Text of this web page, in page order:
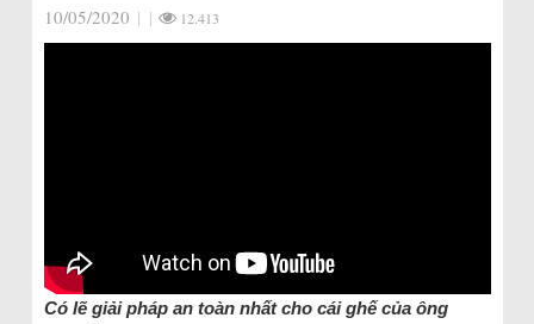
10/05/2020 | | 12.413
Có lẽ giải pháp an toàn nhất cho cái ghế của ông